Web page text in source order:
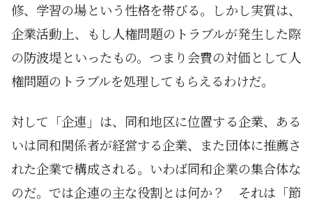
修、学習の場という性格を帯びる。しかし実質は、
企業活動上、もし人権問題のトラブルが発生した際
の防波堤といったもの。つまり会費の対価として人
権問題のトラブルを処理してもらえるわけだ。
対して「企連」は、同和地区に位置する企業、ある
いは同和関係者が経営する企業、また団体に推薦さ
れた企業で構成される。いわば同和企業の集合体な
のだ。では企連の主な役割とは何か？ それは「節